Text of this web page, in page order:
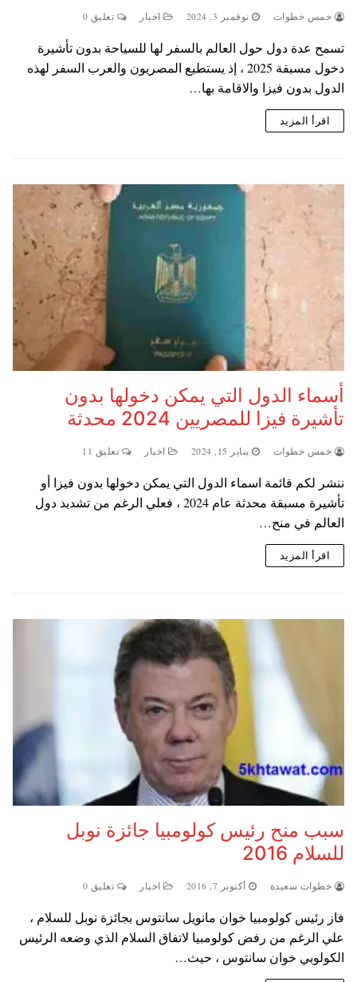
خمس خطوات نوفمبر 3, 2024 اخبار تعليق 0
تسمح عدة دول حول العالم بالسفر لها للسياحة بدون تأشيرة
دخول مسبقة 2025 ، إذ يستطيع المصريون والعرب السفر لهذه
الدول بدون فيزا والاقامة بها…
اقرأ المزيد
أسماء الدول التي يمكن دخولها بدون
تأشيرة فيزا للمصريين 2024 محدثة
خمس خطوات يناير 15, 2024 اخبار تعليق 11
ننشر لكم قائمة اسماء الدول التي يمكن دخولها بدون فيزا أو
تأشيرة مسبقة محدثة عام 2024 ، فعلي الرغم من تشديد دول
العالم في منح…
اقرأ المزيد
سبب منح رئيس كولومبيا جائزة نوبل
للسلام 2016
خطوات سعيدة أكتوبر 7, 2016 اخبار تعليق 0
فاز رئيس كولومبيا خوان مانويل سانتوس بجائزة نوبل للسلام ،
علي الرغم من رفض كولومبيا لاتفاق السلام الذي وضعه الرئيس
الكولوبي خوان سانتوس ، حيث…